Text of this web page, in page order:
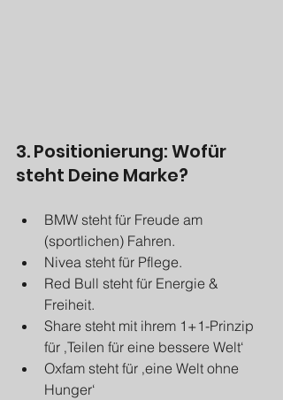
3. Positionierung: Wofür
steht Deine Marke?
BMW steht für Freude am
(sportlichen) Fahren.
Nivea steht für Pflege.
Red Bull steht für Energie &
Freiheit.
Share steht mit ihrem 1+1-Prinzip
für ‚Teilen für eine bessere Welt‘
Oxfam steht für ‚eine Welt ohne
Hunger‘